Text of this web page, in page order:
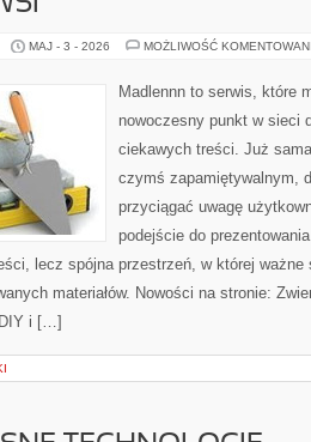
MAJ - 3 - 2026 MOŻLIWOŚĆ
Madlennn to serwis, które
nowoczesny punkt w sieci
ciekawych treści. Już
czymś zapamiętywalnym,
przyciągać uwagę
podejście do
lecz spójna przestrzeń, w której
materiałów. Nowości na stronie:
i […]